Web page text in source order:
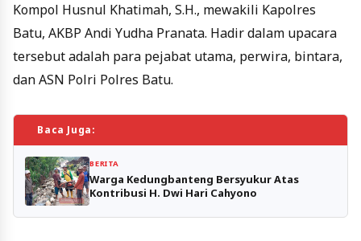
Kompol Husnul Khatimah, S.H., mewakili Kapolres
Batu, AKBP Andi Yudha Pranata. Hadir dalam upacara
tersebut adalah para pejabat utama, perwira, bintara,
dan ASN Polri Polres Batu.
Baca Juga:
BERITA
Warga Kedungbanteng Bersyukur Atas
Kontribusi H. Dwi Hari Cahyono